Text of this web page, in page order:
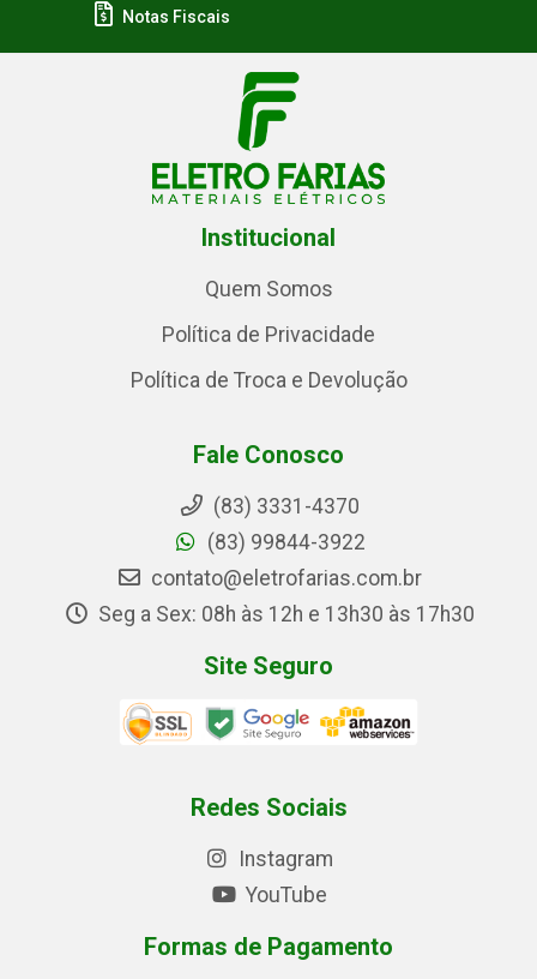
Notas Fiscais
Institucional
Quem Somos
Política de Privacidade
Política de Troca e Devolução
Fale Conosco
(83) 3331-4370
(83) 99844-3922
contato@eletrofarias.com.br
Seg a Sex: 08h às 12h e 13h30 às 17h30
Site Seguro
Redes Sociais
Instagram
YouTube
Formas de Pagamento